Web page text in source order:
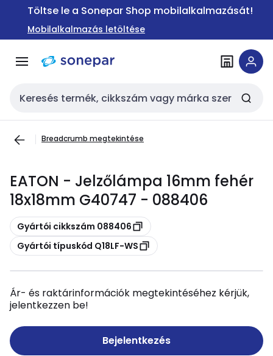
Ugrás a
Ugrás a
tartalomra
Töltse le a Sonepar Shop mobilalkalmazását!
Mobilalkalmazás letöltése
Keresési bemenet
Breadcrumb megtekintése
EATON - Jelzőlámpa 16mm fehér
18x18mm G40747 - 088406
Másolás
Gyártói cikkszám 088406
Másolás
Gyártói típuskód Q18LF-WS
Ár- és raktárinformációk megtekintéséhez kérjük,
jelentkezzen be!
Bejelentkezés